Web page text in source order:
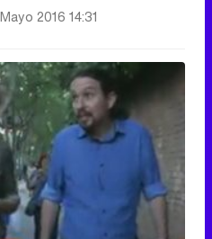
2016 14:31